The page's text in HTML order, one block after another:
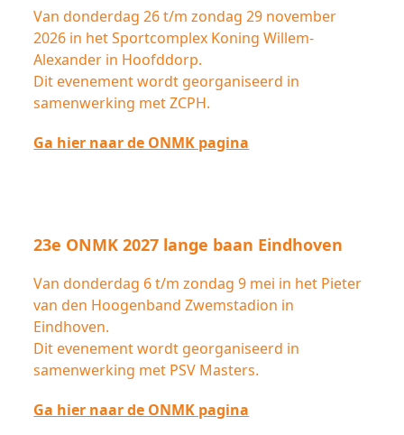
Van donderdag 26 t/m zondag 29 november
2026 in het Sportcomplex Koning Willem-
Alexander in Hoofddorp.
Dit evenement wordt georganiseerd in
samenwerking met ZCPH.
Ga hier naar de ONMK pagina
23e ONMK 2027 lange baan Eindhoven
Van donderdag 6 t/m zondag 9 mei in het Pieter
van den Hoogenband Zwemstadion in
Eindhoven.
Dit evenement wordt georganiseerd in
samenwerking met PSV Masters.
Ga hier naar de ONMK pagina